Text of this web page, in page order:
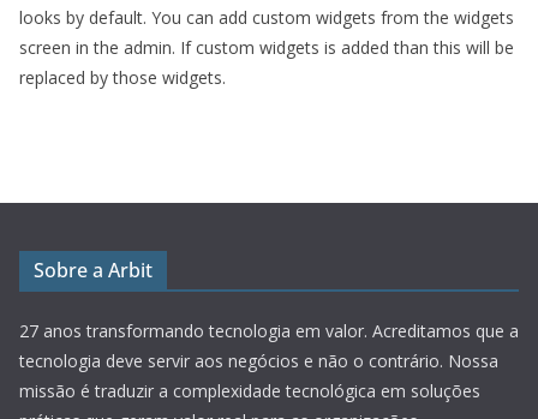
looks by default. You can add custom widgets from the widgets
screen in the admin. If custom widgets is added than this will be
replaced by those widgets.
Sobre a Arbit
27 anos transformando tecnologia em valor. Acreditamos que a
tecnologia deve servir aos negócios e não o contrário. Nossa
missão é traduzir a complexidade tecnológica em soluções